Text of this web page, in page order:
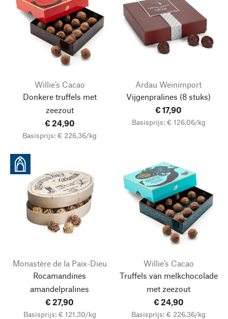
Willie’s Cacao
Donkere truffels met
zeezout
€ 24,90
Basisprijs: € 226,36/kg
Ardau Weinimport
Vijgenpralines (8 stuks)
€ 17,90
Basisprijs: € 126,06/kg
Monastère de la Paix-Dieu
Rocamandines
amandelpralines
€ 27,90
Basisprijs: € 121,30/kg
Willie’s Cacao
Truffels van melkchocolade
met zeezout
€ 24,90
Basisprijs: € 226,36/kg